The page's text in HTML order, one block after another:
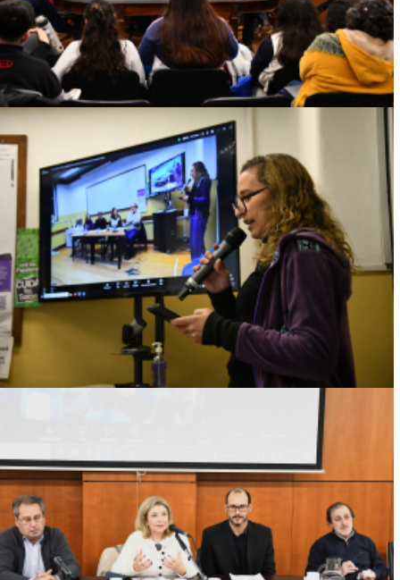
Ver más
ABORDÓ LOS LÍMITES DE
LA REPARACIÓN A INFANCIAS VÍCTIMAS
DEL TERRORISMO DE ESTADO
Ver más
RICARDO BERNARDI: EL LEGADO DE LA
EL RIGOR Y EL PENSAMIENTO
CRÍTICO
Ver más